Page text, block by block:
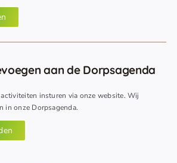
aan de Dorpsagenda
insturen via onze website. Wij
in onze Dorpsagenda.